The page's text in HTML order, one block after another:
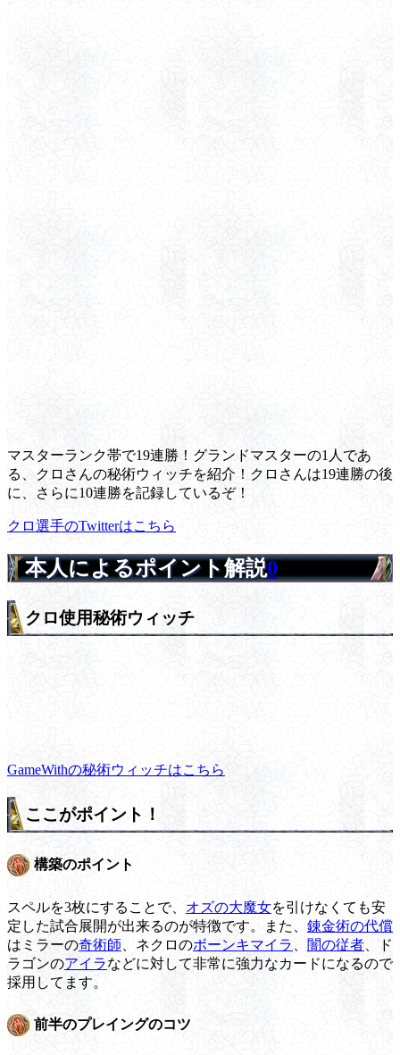
マスターランク帯で19連勝！グランドマスターの1人であ
る、クロさんの秘術ウィッチを紹介！クロさんは19連勝の後
に、さらに10連勝を記録しているぞ！
クロ選手のTwitterはこちら
本人によるポイント解説0
クロ使用秘術ウィッチ
GameWithの秘術ウィッチはこちら
ここがポイント！
構築のポイント
スペルを3枚にすることで、 オズの大魔女を引けなくても安
定した試合展開が出来るのが特徴です。また、 錬金術の代償
はミラーの奇術師 、ネクロのボーンキマイラ 闇の従者、ド
ラゴンのアイラなどに対して非常に強力なカードになるので
採用してます。
前半のプレイングのコツ